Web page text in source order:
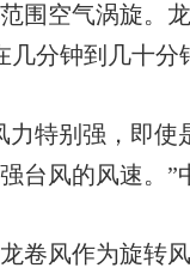
围空气涡旋。
分钟到几十分
特别强，即使
台风的风速。”
风作为旋转风